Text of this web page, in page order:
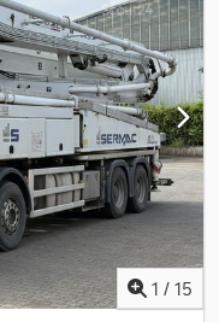
1 / 15